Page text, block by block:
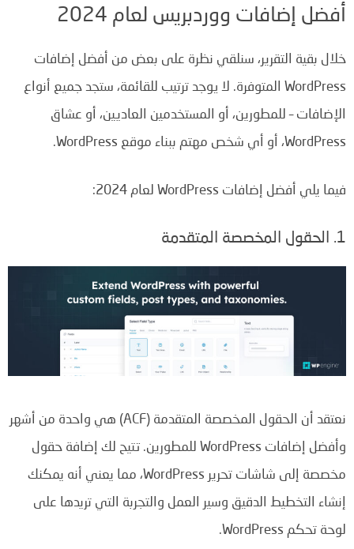
أفضل إضافات ووردبريس لعام 2024
خلال بقية التقرير، سنلقي نظرة على بعض من أفضل إضافات
WordPress المتوفرة. لا يوجد ترتيب للقائمة، ستجد جميع أنواع
الإضافات – للمطورين، أو المستخدمين العاديين، أو عشاق
WordPress، أو أي شخص مهتم ببناء موقع WordPress.
فيما يلي أفضل إضافات WordPress لعام 2024:
1. الحقول المخصصة المتقدمة
نعتقد أن الحقول المخصصة المتقدمة (ACF) هي واحدة من أشهر
وأفضل إضافات WordPress للمطورين. تتيح لك إضافة حقول
مخصصة إلى شاشات تحرير WordPress، مما يعني أنه يمكنك
إنشاء التخطيط الدقيق وسير العمل والتجربة التي تريدها على
لوحة تحكم WordPress.